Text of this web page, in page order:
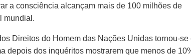
a consciência alcançam mais de 100 milhões de
mundial.
Direitos do Homem das Nações Unidas tornou-se
depois dos inquéritos mostrarem que menos de